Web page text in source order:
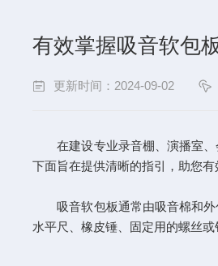
有效掌握吸音软包
更新时间：2024-09-02
在建设专业录音棚、演播室、
下面旨在提供清晰的指引，助您有
吸音软包板通常由吸音棉和外
水平尺、橡皮锤、固定用的螺丝或